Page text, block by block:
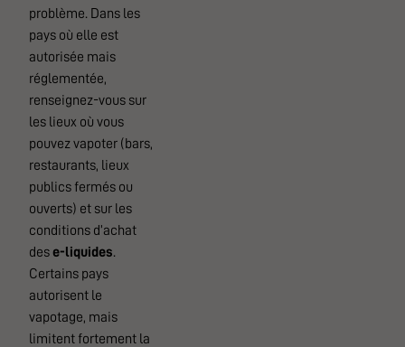
problème. Dans les
pays où elle est
autorisée mais
réglementée,
renseignez-vous sur
les lieux où vous
pouvez vapoter (bars,
restaurants, lieux
publics fermés ou
ouverts) et sur les
conditions d’achat
dese-liquides.
Certains pays
autorisent le
vapotage, mais
limitent fortement la